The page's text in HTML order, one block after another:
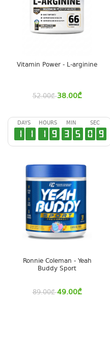
Vitamin Power - L-arginine
52.00₾ 38.00₾
DAYS
1 1
HOURS
1 9
MIN
3 5
SEC
0 9
Ronnie Coleman - Yeah
Buddy Sport
89.00₾ 49.00₾